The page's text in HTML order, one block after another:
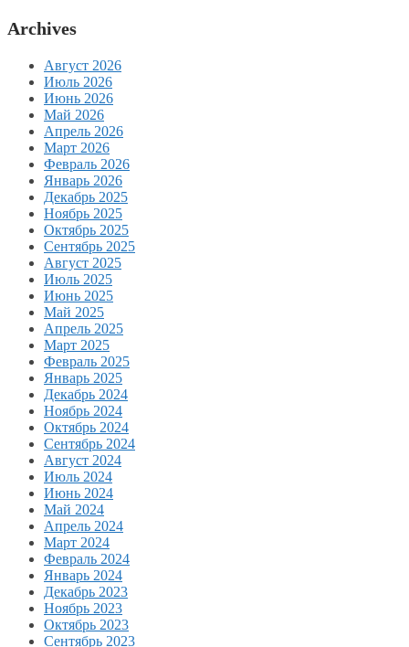
Archives
Август 2026
Июль 2026
Июнь 2026
Май 2026
Апрель 2026
Март 2026
Февраль 2026
Январь 2026
Декабрь 2025
Ноябрь 2025
Октябрь 2025
Сентябрь 2025
Август 2025
Июль 2025
Июнь 2025
Май 2025
Апрель 2025
Март 2025
Февраль 2025
Январь 2025
Декабрь 2024
Ноябрь 2024
Октябрь 2024
Сентябрь 2024
Август 2024
Июль 2024
Июнь 2024
Май 2024
Апрель 2024
Март 2024
Февраль 2024
Январь 2024
Декабрь 2023
Ноябрь 2023
Октябрь 2023
Сентябрь 2023